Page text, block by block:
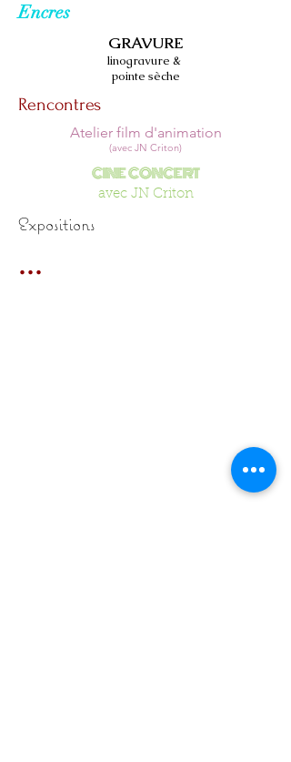
Encres
GRAVURE
linogravure &
pointe sèche
Rencontres
Atelier film d'animation
(avec JN Criton)
CINE CONCERT
avec JN Criton
Expositions
...